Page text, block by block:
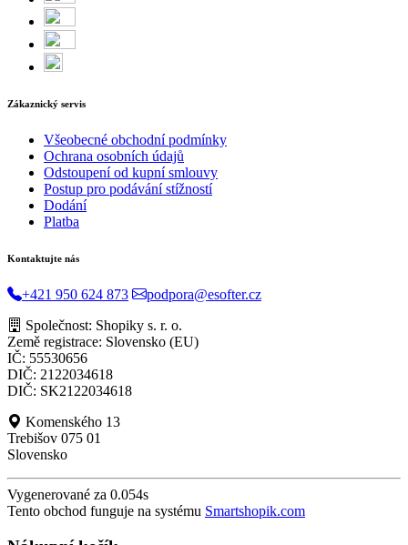
Zákaznický servis
Všeobecné obchodní podmínky
Ochrana osobních údajů
Odstoupení od kupní smlouvy
Postup pro podávání stížností
Dodání
Platba
Kontaktujte nás
+421 950 624 873
podpora@esofter.cz
Společnost: Shopiky s. r. o.
Země registrace: Slovensko (EU)
IČ: 55530656
DIČ: 2122034618
DIČ: SK2122034618
Komenského 13
Trebišov 075 01
Slovensko
Vygenerované za 0.054s
Tento obchod funguje na systému Smartshopik.com